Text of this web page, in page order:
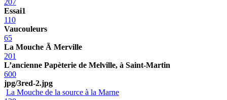
Essai1
110
Vaucouleurs
65
La Mouche Ã Merville
201
L’ancienne Papèterie de Melville, à Saint-Martin
600
jpg/3red-2.jpg
La Mouche de la source à la Marne